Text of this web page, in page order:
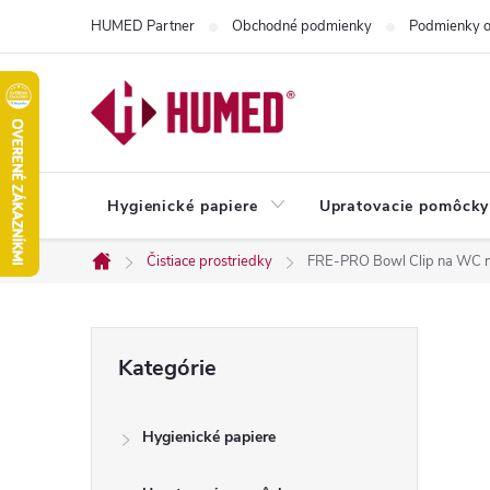
obsah
HUMED Partner Obchodné podmienky Podmienky
Hygienické papiere Upratovacie pomôcky
Domov
Čistiace prostriedky FRE-PRO Bowl Clip na WC
kategórie
Kategórie
Hygienické papiere